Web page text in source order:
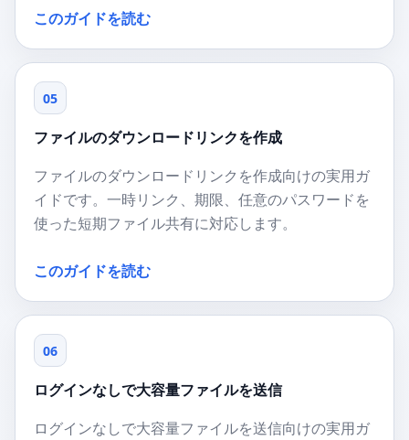
このガイドを読む
05
ファイルのダウンロードリンクを作成
ファイルのダウンロードリンクを作成向けの実用ガ
イドです。一時リンク、期限、任意のパスワードを
使った短期ファイル共有に対応します。
このガイドを読む
06
ログインなしで大容量ファイルを送信
ログインなしで大容量ファイルを送信向けの実用ガ